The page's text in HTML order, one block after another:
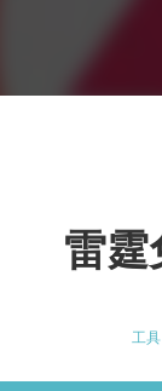
雷霆
工具